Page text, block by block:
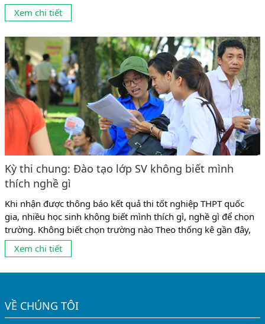
người đi thi giùm. Chuyện học thuê, thi hộ (học giả, thi giả) đã
hợp pháp hóa cho những...
Xem chi tiết
Kỳ thi chung: Đào tạo lớp SV không biết mình
thích nghề gì
Khi nhận được thông báo kết quả thi tốt nghiệp THPT quốc
gia, nhiều học sinh không biết mình thích gì, nghề gì để chọn
trường. Không biết chọn trường nào Theo thống kê gần đây,
có tới 10% số sinh viên không theo được ngành mình đang
học vì chọn nghề chưa phù hợp. Và có lẽ, con số này còn...
Xem chi tiết
VỀ CHÚNG TÔI